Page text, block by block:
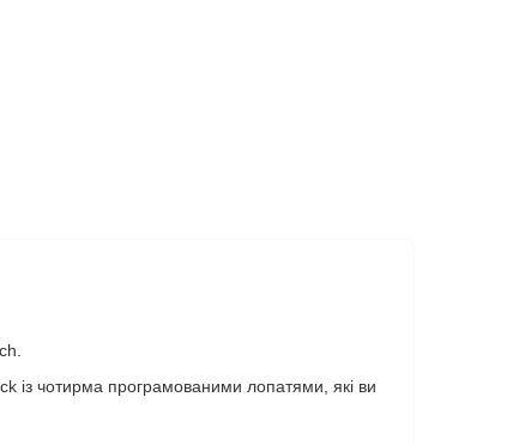
із чотирма програмованими лопатями, які ви